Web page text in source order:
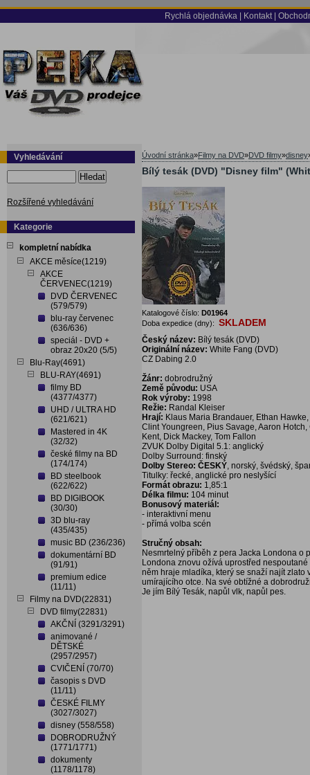
Rychlá objednávka Kontakt
Vyhledávání
Hledat
Rozšířené vyhledávání
Kategorie
kompletní nabídka
AKCE měsíce(1219)
AKCE
ČERVENEC(1219)
DVD ČERVENEC
(579/579)
blu-ray červenec
(636/636)
speciál - DVD +
obraz 20x20 (5/5)
Blu-Ray(4691)
BLU-RAY(4691)
filmy BD
(4377/4377)
UHD / ULTRA HD
(621/621)
Mastered in 4K
(32/32)
české filmy na BD
(174/174)
BD steelbook
(622/622)
BD DIGIBOOK
(30/30)
3D blu-ray
(435/435)
music BD (236/236)
dokumentární BD
(91/91)
premium edice
(11/11)
Filmy na DVD(22831)
DVD filmy(22831)
AKČNÍ (3291/3291)
animované /
DĚTSKÉ
(2957/2957)
CVIČENÍ (70/70)
časopis s DVD
(11/11)
ČESKÉ FILMY
(3027/3027)
disney (558/558)
DOBRODRUŽNÝ
(1771/1771)
dokumenty
(1178/1178)
Úvodní stránka»Filmy na DVD»DVD filmy»disney
Bílý tesák (DVD) "Disney film"
Katalogové číslo: D01964
Doba expedice (dny): SKLADEM
Český název: Bílý tesák (DVD)
Originální název: White Fang (DVD)
CZ Dabing 2.0
Žánr: dobrodružný
Země původu: USA
Rok výroby: 1998
Režie: Randal Kleiser
Hrají: Klaus Maria Brandauer, Ethan
Clint Youngreen, Pius Savage, Aaron
Kent, Dick Mackey, Tom Fallon
ZVUK Dolby Digital 5.1: anglický
Dolby Surround: finský
Dolby Stereo: ČESKÝ, norský, švédský,
Titulky: řecké, anglické pro neslyšící
Formát obrazu: 1,85:1
Délka filmu: 104 minut
Bonusový materiál:
- interaktivní menu
- přímá volba scén
Stručný obsah:
Nesmrtelný příběh z pera Jacka Londona o
Londona znovu ožívá uprostřed
něm hraje mladíka, který se snaží najít
umírajícího otce. Na své obtížné a
Je jím Bílý Tesák, napůl vlk, napůl pes.